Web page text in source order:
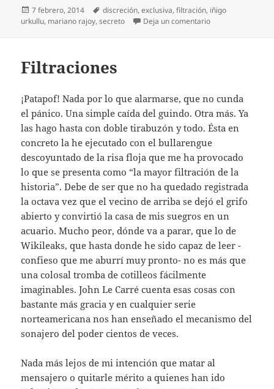
Publicado
el
7 febrero, 2014 Etiquetas
discreción,exclusiva,filtración, iñigo
urkullu, mariano rajoy,secreto Deja un comentarioen La discreción y
Filtraciones
¡Patapof! Nada por lo que alarmarse, que no cunda
el pánico. Una simple caída del guindo. Otra más. Ya
las hago hasta con doble tirabuzón y todo. Ésta en
concreto la he ejecutado con el bullarengue
descoyuntado de la risa floja que me ha provocado
lo que se presenta como “la mayor filtración de la
historia”. Debe de ser que no ha quedado registrada
la octava vez que el vecino de arriba se dejó el grifo
abierto y convirtió la casa de mis suegros en un
acuario. Mucho peor, dónde va a parar, que lo de
Wikileaks, que hasta donde he sido capaz de leer -
confieso que me aburrí muy pronto- no es más que
una colosal tromba de cotilleos fácilmente
imaginables. John Le Carré cuenta esas cosas con
bastante más gracia y en cualquier serie
norteamericana nos han enseñado el mecanismo del
sonajero del poder cientos de veces.
Nada más lejos de mi intención que matar al
mensajero o quitarle mérito a quienes han ido